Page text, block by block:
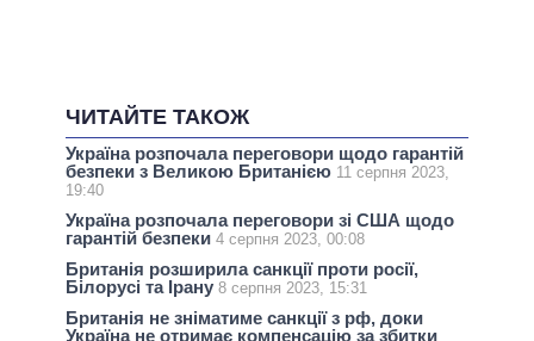
ЧИТАЙТЕ ТАКОЖ
Україна розпочала переговори щодо гарантій
безпеки з Великою Британією 11 серпня 2023,
19:40
Україна розпочала переговори зі США щодо
гарантій безпеки 4 серпня 2023, 00:08
Британія розширила санкції проти росії,
Білорусі та Ірану 8 серпня 2023, 15:31
Британія не зніматиме санкції з рф, доки
Україна не отримає компенсацію за збитки